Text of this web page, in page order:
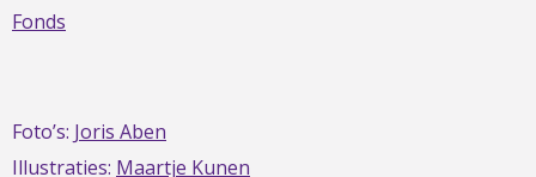
Fonds
Foto’s: Joris Aben
Illustraties: Maartje Kunen